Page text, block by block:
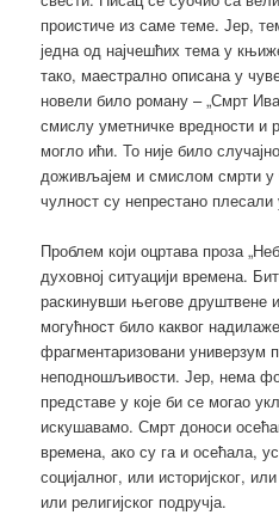
проистиче из саме теме. Јер,
једна од најчешћих тема у
тако, маестрално описана у
новели било роману – „Смрт
смислу уметничке вредности и
могло ићи. То није било
доживљајем и смислом смрти у
чулност су непрестано плесали
Проблем који оцртава проза
духовној ситуацији времена.
раскинувши његове друштвене
могућност било каквог
фрагментаризовани универзум
неподношљивости. Јер, нема
представе у које би се могао
искушавамо. Смрт доноси
времена, ако су га и осећала,
социјалног, или историјског,
или религијског подручја.